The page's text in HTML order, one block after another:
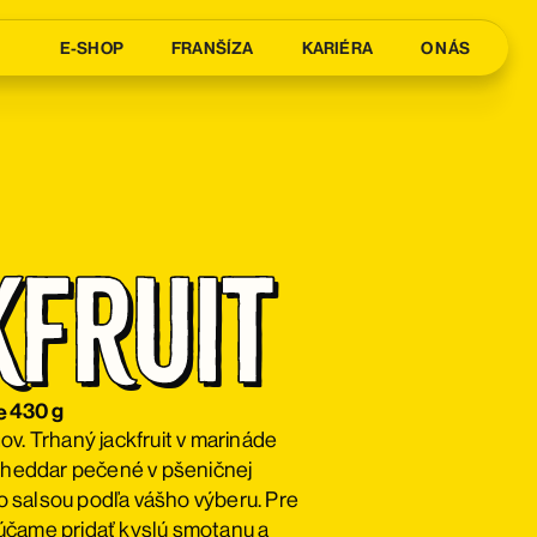
E-SHOP FRANŠÍZA KARIÉRA O NÁS
430 g
Trhaný jackfruit v marináde
pečené v pšeničnej
salsou podľa vášho výberu. Pre
pridať kyslú smotanu a